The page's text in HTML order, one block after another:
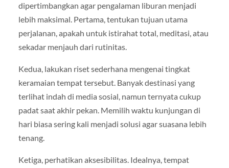
dipertimbangkan agar pengalaman liburan menjadi
lebih maksimal. Pertama, tentukan tujuan utama
perjalanan, apakah untuk istirahat total, meditasi, atau
sekadar menjauh dari rutinitas.
Kedua, lakukan riset sederhana mengenai tingkat
keramaian tempat tersebut. Banyak destinasi yang
terlihat indah di media sosial, namun ternyata cukup
padat saat akhir pekan. Memilih waktu kunjungan di
hari biasa sering kali menjadi solusi agar suasana lebih
tenang.
Ketiga, perhatikan aksesibilitas. Idealnya, tempat